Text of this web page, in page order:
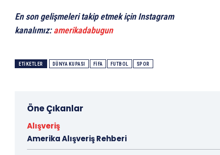
En son gelişmeleri takip etmek için Instagram
kanalımız:amerikadabugun
ETIKETLER DÜNYA KUPASI FIFA FUTBOL SPOR
Öne Çıkanlar
Alışveriş
Amerika Alışveriş Rehberi